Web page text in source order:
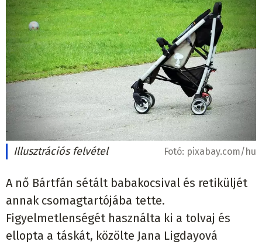
Illusztrációs felvétel Fotó: pixabay.com/hu
A nő Bártfán sétált babakocsival és retiküljét
annak csomagtartójába tette.
Figyelmetlenségét használta ki a tolvaj és
ellopta a táskát, közölte Jana Ligdayová